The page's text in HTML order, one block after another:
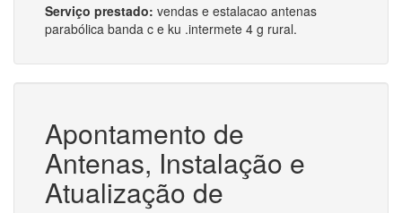
Serviço prestado: vendas e estalacao antenas
parabólica banda c e ku .intermete 4 g rural.
Apontamento de
Antenas, Instalação e
Atualização de